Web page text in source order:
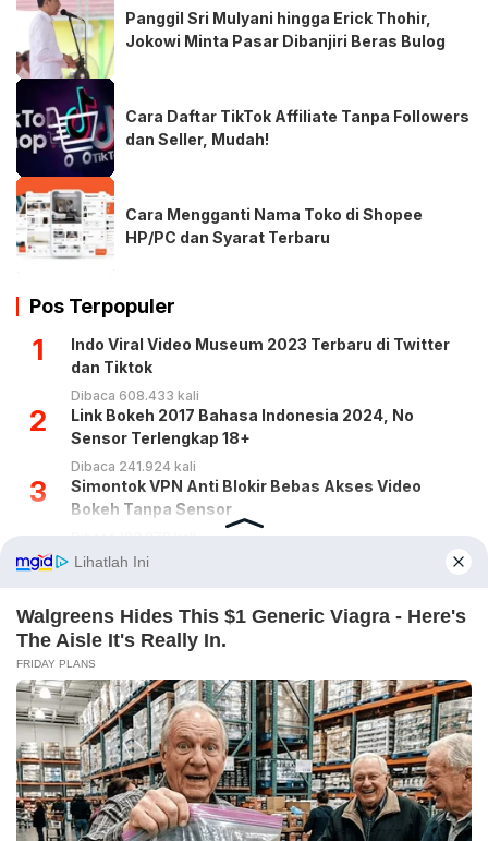
Panggil Sri Mulyani hingga Erick Thohir,
Jokowi Minta Pasar Dibanjiri Beras Bulog
Cara Daftar TikTok Affiliate Tanpa Followers
dan Seller, Mudah!
Cara Mengganti Nama Toko di Shopee
HP/PC dan Syarat Terbaru
Pos Terpopuler
1
Indo Viral Video Museum 2023 Terbaru di Twitter
dan Tiktok
Dibaca 608.433 kali
2
Link Bokeh 2017 Bahasa Indonesia 2024, No
Sensor Terlengkap 18+
Dibaca 241.924 kali
3
Simontok VPN Anti Blokir Bebas Akses Video
Bokeh Tanpa Sensor
4
Yandex Indonesia Apk Terbaru 2023 Hari Ini (Link
Dibaca 146.698 kali
5
5 Cara Nonton Yandex Video Terlarang & Aksesnya
(Mudah)
Dibaca 124.197 kali
6
Link Grup WA Pemersatu Bangsa 18 Viral 2023
(Belum Penuh)
Dibaca 113.520 kali
7 Nomor HP dan WA Basmalah Gralind 100% Asli
Dibaca 77.717 kali
8
Higgs Domino Island Versi 2.08 Tanpa Password